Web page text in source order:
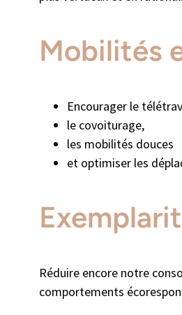
Mobilités
Encourager le
le covoiturage,
les mobilités douces
et optimiser les
Réduire encore notre
comportements